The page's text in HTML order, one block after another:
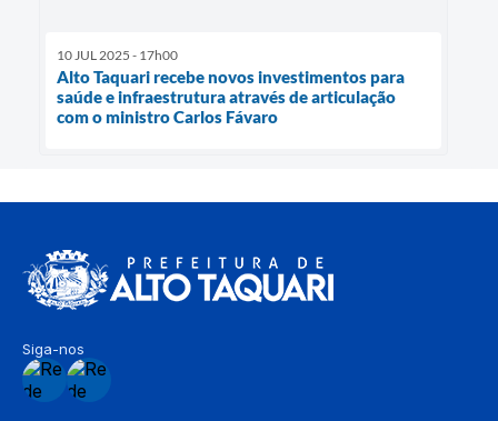
10 JUL 2025 - 17h00
Alto Taquari recebe novos investimentos para
saúde e infraestrutura através de articulação
com o ministro Carlos Fávaro
Siga-nos